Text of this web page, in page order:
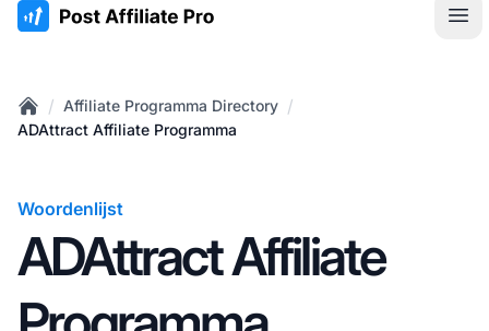
:site.title
Home
/ Affiliate Programma Directory /
ADAttract Affiliate Programma
Woordenlijst
ADAttract Affiliate